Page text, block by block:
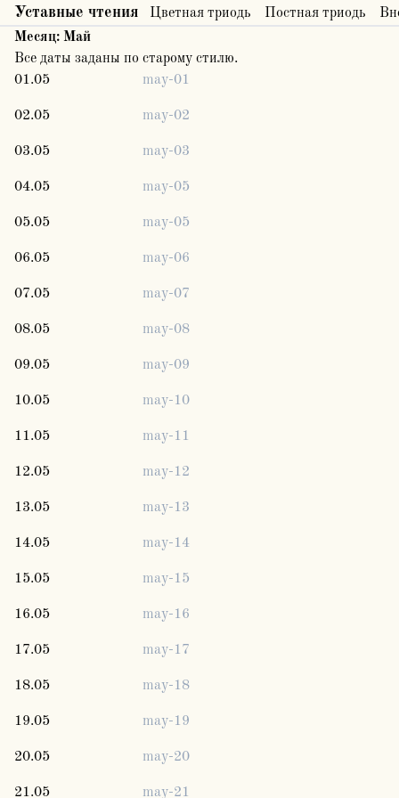
Уставные чтения Цветная триодь Постная триодь
Месяц: Май
Все даты заданы по старому стилю.
01.05
may-01
02.05 may-02
03.05 may-03
04.05 may-05
05.05 may-05
06.05 may-06
07.05 may-07
08.05 may-08
09.05 may-09
10.05 may-10
11.05 may-11
12.05 may-12
13.05 may-13
14.05 may-14
15.05 may-15
16.05 may-16
17.05 may-17
18.05 may-18
19.05 may-19
20.05 may-20
21.05 may-21